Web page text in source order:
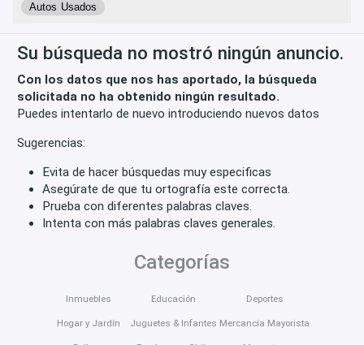
Autos Usados
Su búsqueda no mostró ningún anuncio.
Con los datos que nos has aportado, la búsqueda
solicitada no ha obtenido ningún resultado.
Puedes intentarlo de nuevo introduciendo nuevos datos
Sugerencias:
Evita de hacer búsquedas muy especificas
Asegúrate de que tu ortografía este correcta.
Prueba con diferentes palabras claves.
Intenta con más palabras claves generales.
Categorías
Inmuebles
Hogar y Jardín
Educación
Juguetes & Infantes
Deportes
Mercancía Mayorista